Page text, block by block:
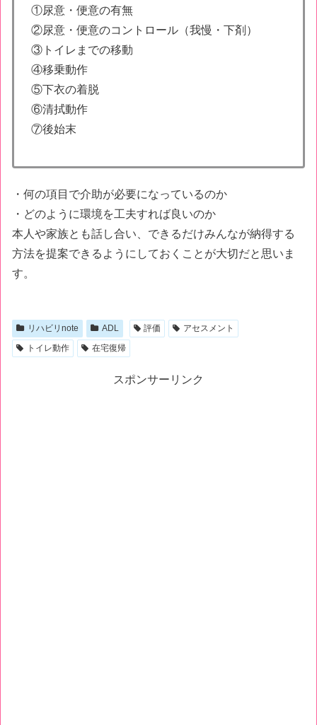
①尿意・便意の有無
②尿意・便意のコントロール（我慢・下剤）
③トイレまでの移動
④移乗動作
⑤下衣の着脱
⑥清拭動作
⑦後始末
・何の項目で介助が必要になっているのか
・どのように環境を工夫すれば良いのか
本人や家族とも話し合い、できるだけみんなが納得する
方法を提案できるようにしておくことが大切だと思いま
す。
リハビリnote ADL 評価
アセスメント
トイレ動作
在宅復帰
スポンサーリンク